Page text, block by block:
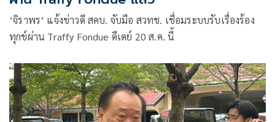
‘จิราพร’ แจ้งข่าวดี สคบ. จับมือ สวทช. เชื่อมระบบรับเรื่องร้อง
ทุกข์ผ่าน Traffy Fondue ดีเดย์ 20 ส.ค. นี้